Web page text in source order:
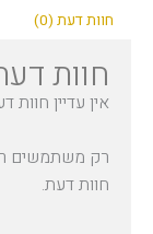
Lime
Green
חוות דעת (0)
חוות
אין עדיין חוות
רק משתמשים
חוות דעת.